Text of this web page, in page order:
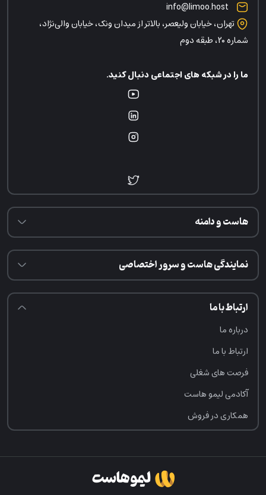
هاست و دامنه
نمایندگی هاست و سرور اختصاصی
ارتباط با ما
درباره ما
ارتباط با ما
فرصت‌ های شغلی
آکادمی لیمو هاست
همکاری در فروش
info@limoo.host
تهران، خیابان ولیعصر، بالاتر از میدان ونک، خیابان والی‌نژاد،
شماره ۲۰، طبقه دوم
ما را در شبکه های اجتماعی دنبال کنید.